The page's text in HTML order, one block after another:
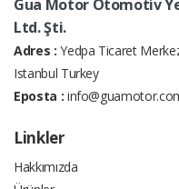
Gua Motor Otomotiv
Ltd. Şti.
Adres : Yedpa Ticaret
Istanbul Turkey
Eposta :
Linkler
Hakkımızda